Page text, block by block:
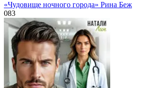
«Чудовище ночного города» Рина Беж
083